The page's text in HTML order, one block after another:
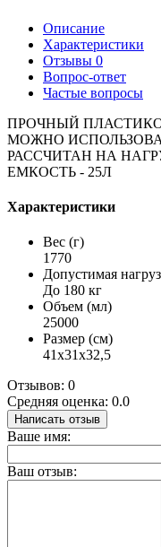
Описание
Характеристики
Отзывы 0
Вопрос-ответ
Частые вопросы
ПРОЧНЫЙ
МОЖНО
РАССЧИТАН НА
ЕМКОСТЬ - 25Л
Характеристики
Вес (г)
1770
Допустимая
До 180 кг
Объем (мл)
25000
Размер (см)
41х31х32,5
Отзывов: 0
Средняя оценка: 0.0
Написать отзыв
Ваше имя:
Ваш отзыв: